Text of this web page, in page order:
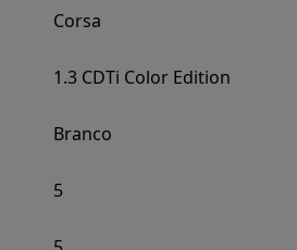
Corsa
1.3 CDTi Color Edition
Branco
5